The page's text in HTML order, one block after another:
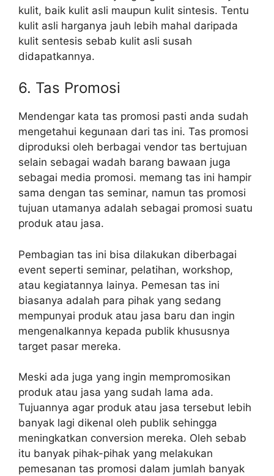
kulit, baik kulit asli maupun kulit sintesis. Tentu
kulit asli harganya jauh lebih mahal daripada
kulit sentesis sebab kulit asli susah
didapatkannya.
6. Tas Promosi
Mendengar kata tas promosi pasti anda sudah
mengetahui kegunaan dari tas ini. Tas promosi
diproduksi oleh berbagai vendor tas bertujuan
selain sebagai wadah barang bawaan juga
sebagai media promosi. memang tas ini hampir
sama dengan tas seminar, namun tas promosi
tujuan utamanya adalah sebagai promosi suatu
produk atau jasa.
Pembagian tas ini bisa dilakukan diberbagai
event seperti seminar, pelatihan, workshop,
atau kegiatannya lainya. Pemesan tas ini
biasanya adalah para pihak yang sedang
mempunyai produk atau jasa baru dan ingin
mengenalkannya kepada publik khususnya
target pasar mereka.
Meski ada juga yang ingin mempromosikan
produk atau jasa yang sudah lama ada.
Tujuannya agar produk atau jasa tersebut lebih
banyak lagi dikenal oleh publik sehingga
meningkatkan conversion mereka. Oleh sebab
itu banyak pihak-pihak yang melakukan
pemesanan tas promosi dalam jumlah banyak